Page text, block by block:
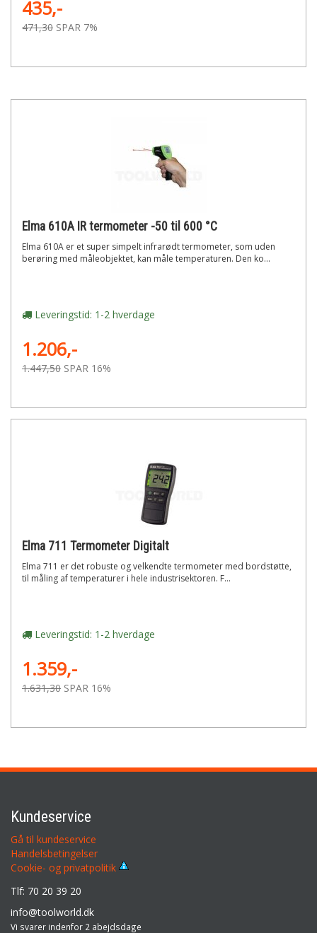
435,-
471,30 SPAR 7%
Elma 610A IR termometer -50 til 600 °C
Elma 610A er et super simpelt infrarødt termometer, som uden
berøring med måleobjektet, kan måle temperaturen. Den ko...
Leveringstid: 1-2 hverdage
1.206,-
1.447,50 SPAR 16%
Elma 711 Termometer Digitalt
Elma 711 er det robuste og velkendte termometer med bordstøtte,
til måling af temperaturer i hele industrisektoren. F...
Leveringstid: 1-2 hverdage
1.359,-
1.631,30 SPAR 16%
Kundeservice
Gå til kundeservice
Handelsbetingelser
Cookie- og privatpolitik
Tlf: 70 20 39 20
info@toolworld.dk
Vi svarer indenfor 2 abejdsdage